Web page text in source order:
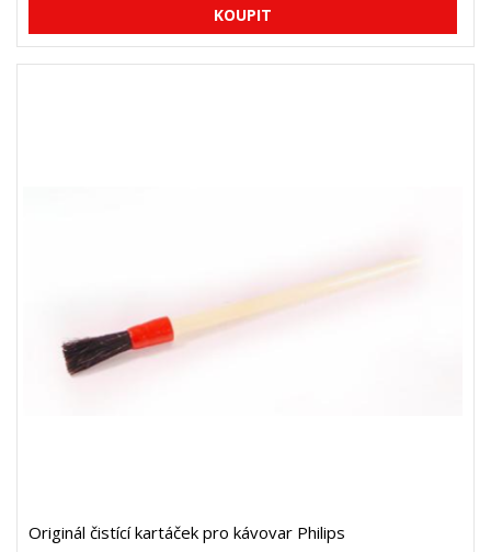
Originál čistící kartáček pro kávovar Philips